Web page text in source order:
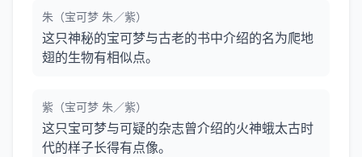
朱（宝可梦 朱／紫）
这只神秘的宝可梦与古老的书中介绍的名为爬地
翅的生物有相似点。
紫（宝可梦 朱／紫）
这只宝可梦与可疑的杂志曾介绍的火神蛾太古时
代的样子长得有点像。